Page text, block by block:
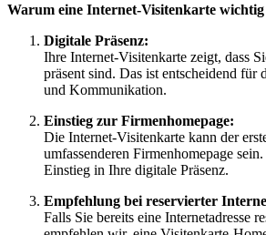
Warum eine Internet-Visitenkarte wichtig
Digitale Präsenz:
Ihre Internet-Visitenkarte zeigt, dass
präsent sind. Das ist entscheidend für
und Kommunikation.
Einstieg zur Firmenhomepage:
Die Internet-Visitenkarte kann der
umfassenderen Firmenhomepage
Einstieg in Ihre digitale Präsenz.
Empfehlung bei reservierter
Falls Sie bereits eine Internetadresse